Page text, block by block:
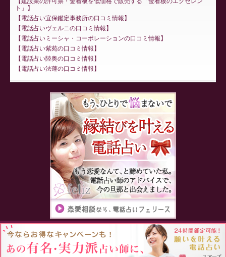
ト」
電話占い宜保鑑定事務所の口コミ情報
電話占いヴェルニの口コミ情報
電話占いミーシャ・コーポレーションの口コミ情報
電話占い紫苑の口コミ情報
電話占い陸奥の口コミ情報
電話占い法蓮の口コミ情報
Proudly powered by WordPress